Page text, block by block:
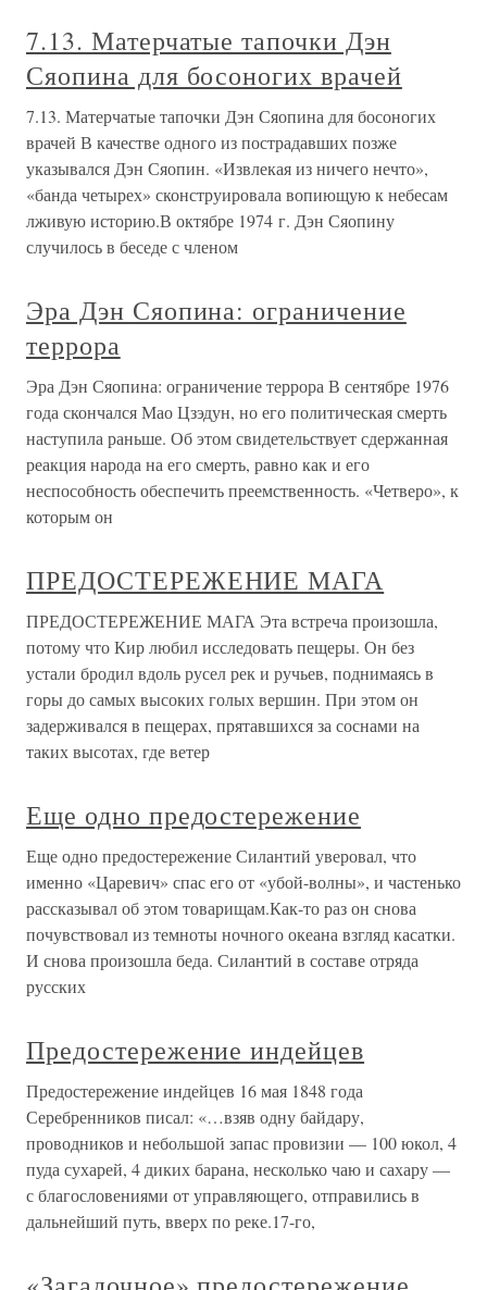
7.13. Матерчатые тапочки Дэн
Сяопина для босоногих врачей
7.13. Матерчатые тапочки Дэн Сяопина для босоногих
врачей В качестве одного из пострадавших позже
указывался Дэн Сяопин. «Извлекая из ничего нечто»,
«банда четырех» сконструировала вопиющую к небесам
лживую историю.В октябре 1974 г. Дэн Сяопину
случилось в беседе с членом
Эра Дэн Сяопина: ограничение
террора
Эра Дэн Сяопина: ограничение террора В сентябре 1976
года скончался Мао Цзэдун, но его политическая смерть
наступила раньше. Об этом свидетельствует сдержанная
реакция народа на его смерть, равно как и его
неспособность обеспечить преемственность. «Четверо», к
которым он
ПРЕДОСТЕРЕЖЕНИЕ МАГА
ПРЕДОСТЕРЕЖЕНИЕ МАГА Эта встреча произошла,
потому что Кир любил исследовать пещеры. Он без
устали бродил вдоль русел рек и ручьев, поднимаясь в
горы до самых высоких голых вершин. При этом он
задерживался в пещерах, прятавшихся за соснами на
таких высотах, где ветер
Еще одно предостережение
Еще одно предостережение Силантий уверовал, что
именно «Царевич» спас его от «убой-волны», и частенько
рассказывал об этом товарищам.Как-то раз он снова
почувствовал из темноты ночного океана взгляд касатки.
И снова произошла беда. Силантий в составе отряда
русских
Предостережение индейцев
Предостережение индейцев 16 мая 1848 года
Серебренников писал: «…взяв одну байдару,
проводников и небольшой запас провизии — 100 юкол, 4
пуда сухарей, 4 диких барана, несколько чаю и сахару —
с благословениями от управляющего, отправились в
дальнейший путь, вверх по реке.17-го,